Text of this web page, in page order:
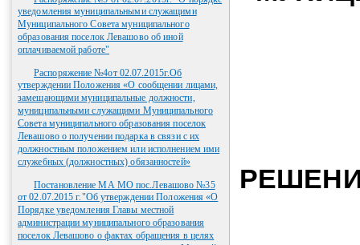
уведомления муниципальными служащими
Муниципального Совета муниципального
образования поселок Левашово об иной
оплачиваемой работе"
Распоряжение №4от 02.07.2015г.Об
утверждении Положения «О сообщении лицами,
замещающими муниципальные должности,
муниципальными служащими Муниципального
Совета муниципального образования поселок
Левашово о получении подарка в связи с их
должностным положением или исполнением ими
служебных (должностных) обязанностей»
Постановление МА МО пос.Левашово №35
от 02.07.2015 г."Об утверждении Положения «О
Порядке уведомления Главы местной
администрации муниципального образования
поселок Левашово о фактах обращения в целях